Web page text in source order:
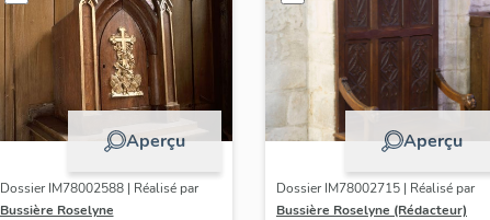
Aperçu
Dossier IM78002588 | Réalisé par
Bussière Roselyne
Aperçu
Dossier IM78002715 | Réalisé par
Bussière Roselyne (Rédacteur)